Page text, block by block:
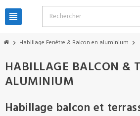
view_headline
chevron_right Habillage Fenêtre & Balcon en aluminium chevron_right
HABILLAGE BALCON &
ALUMINIUM
Habillage balcon et